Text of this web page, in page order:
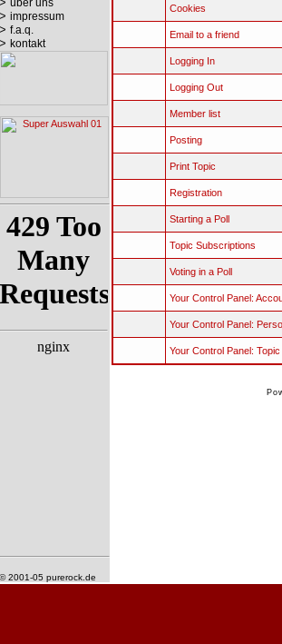
über uns
> impressum
> f.a.q.
> kontakt
© 2001-05 purerock.de
Cookies
Email to a friend
Logging In
Logging Out
Member list
Posting
Print Topic
Registration
Starting a Poll
Topic Subscriptions
Voting in a Poll
Your Control Panel:
Your Control Panel:
Your Control Panel: